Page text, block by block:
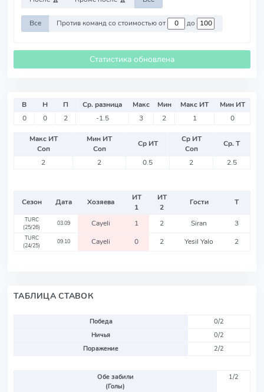
Все Против команд со стоимостью от до
Статистика обновлена
В Н П Ср. разница Макс Мин Макс ИТ
Мин ИТ
0
0 2 -1.5 3 2 1 0
Макс ИТ
Соп
Мин ИТ
Соп
Ср ИТ
Ср ИТ
Соп
Ср. Т
2
2 0.5 2 2.5
Сезон Дата Хозяева
ИТ
1
ИТ
2
Гости Т
TURC
(25/26)
03.09 Cayeli 1 2 Siran 3
TURC
(24/25)
09.10 Cayeli 0 2 Yesil Yalo 2
ТАБЛИЦА СТАВОК
Победа
0/2
Ничья
0/2
Поражение
2/2
Обе забили
(Голы)
1/2